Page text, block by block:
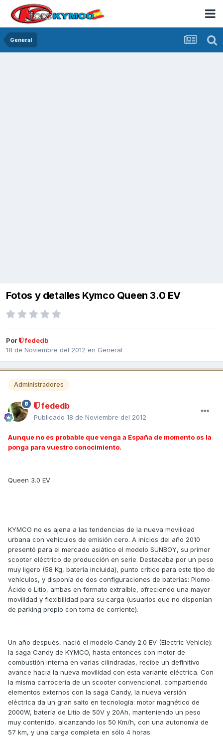
General
Fotos y detalles Kymco Queen 3.0 EV
Por
fededb
18 de Noviembre del 2012 en General
Administradores
fededb
Publicado 18 de Noviembre del 2012
Aunque no es probable que venga a España de momento os la
ponga para vuestro conocimiento.
Queen 3.0 EV
KYMCO no es ajena a las tendencias de la nueva movilidad
urbana con vehículos de emisión cero. A inicios del año 2010
presentó para el mercado asiático el modelo SUNBOY, su primer
scooter eléctrico de producción en serie. Destacaba por un peso
muy ligero (58 Kg, batería incluida), punto crítico para este tipo de
vehículos, y disponía de dos configuraciones de baterías: Plomo-
Ácido o Litio, ambas en formato extraíble, ofreciendo una mayor
movilidad y flexibilidad para su carga (usuarios que no disponían
de parking propio con toma de corriente).
Un año después, nació el modelo Candy 2.0 EV (Electric Vehicle):
la saga Candy de KYMCO, hasta entonces con motor de
combustión interna en varias cilindradas, recibe un definitivo
avance hacia la nueva movilidad con esta variante eléctrica. Con
la misma carrocería de un scooter convencional, compartiendo
elementos externos con la saga Candy, la nueva versión
eléctrica da un gran salto en tecnología: motor magnético de
2000W, batería de Litio de 50V y 20Ah, manteniendo un peso
muy contenido, alcanzando los 50 Km/h, con una autonomía de
57 km, y una carga completa en sólo 4 horas.